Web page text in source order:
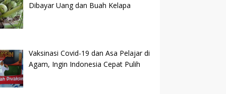
Dibayar Uang dan Buah Kelapa
Vaksinasi Covid-19 dan Asa Pelajar di
Agam, Ingin Indonesia Cepat Pulih